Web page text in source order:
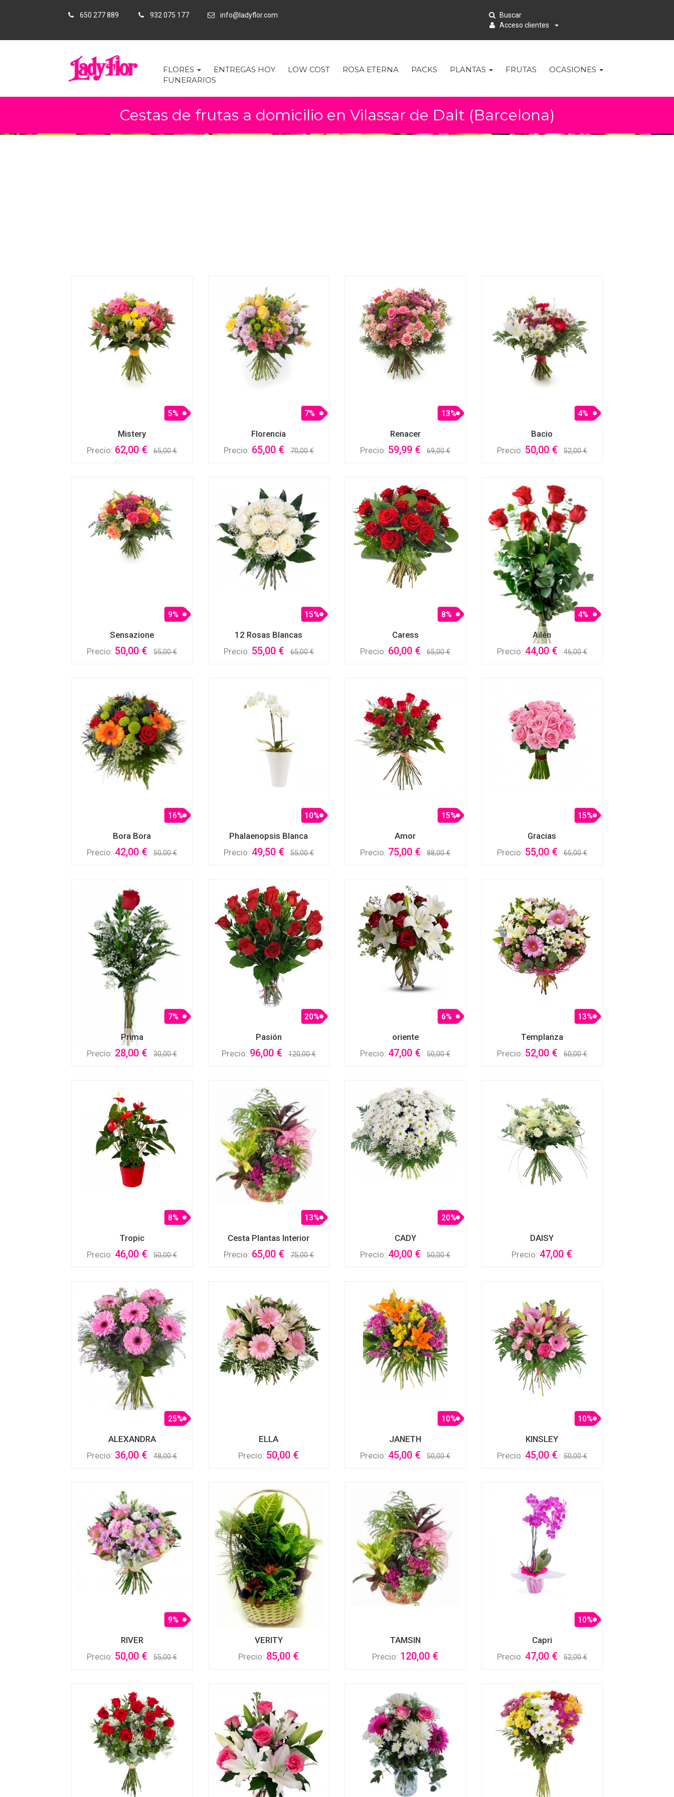
650 277 889 932 075 177 info@ladyflor.com
Buscar
Acceso clientes
FLORES ENTREGAS HOY LOW COST ROSA ETERNA PACKS PLANTAS FRUTAS
OCASIONES
FUNERARIOS
Cestas de frutas a domicilio en Vilassar de Dalt (Barcelona)
Mistery
5%
Precio: 62,00 € 65,00 €
Florencia
7%
Precio: 65,00 € 70,00 €
Renacer
13%
Precio: 59,99 € 69,00 €
Bacio
4%
Precio: 50,00 € 52,00 €
Sensazione
9%
Precio: 50,00 € 55,00 €
12 Rosas Blancas
15%
Precio: 55,00 € 65,00 €
Caress
8%
Precio: 60,00 € 65,00 €
Ailén
4%
Precio: 44,00 € 46,00 €
Bora Bora
16%
Precio: 42,00 € 50,00 €
Phalaenopsis Blanca
10%
Precio: 49,50 € 55,00 €
Amor
15%
Precio: 75,00 € 88,00 €
Gracias
15%
Precio: 55,00 € 65,00 €
Prima
7%
Precio: 28,00 € 30,00 €
Pasión
20%
Precio: 96,00 € 120,00 €
oriente
6%
Precio: 47,00 € 50,00 €
Templanza
13%
Precio: 52,00 € 60,00 €
Tropic
8%
Precio: 46,00 € 50,00 €
Cesta Plantas Interior
13%
Precio: 65,00 € 75,00 €
CADY
20%
Precio: 40,00 € 50,00 €
DAISY
Precio: 47,00 €
ALEXANDRA
25%
Precio: 36,00 € 48,00 €
ELLA
Precio: 50,00 €
JANETH
10%
Precio: 45,00 € 50,00 €
KINSLEY
10%
Precio: 45,00 € 50,00 €
RIVER
9%
Precio: 50,00 € 55,00 €
VERITY
Precio: 85,00 €
TAMSIN
Precio: 120,00 €
Capri
10%
Precio: 47,00 € 52,00 €